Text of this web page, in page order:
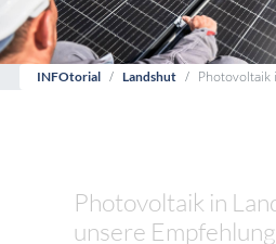
INFOtorial Landshut
Photovoltaik
Photovoltaik in
unsere